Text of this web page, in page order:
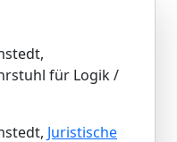
für Logik /
Juristische